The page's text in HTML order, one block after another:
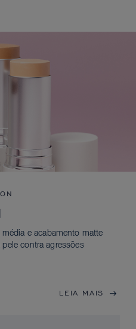
e acabamento matte
contra agressões
LEIA MAIS